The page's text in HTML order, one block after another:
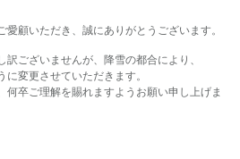
顧いただき、誠にありがとうございます。
ございませんが、降雪の都合により、
変更させていただきます。
卒ご理解を賜れますようお願い申し上げま